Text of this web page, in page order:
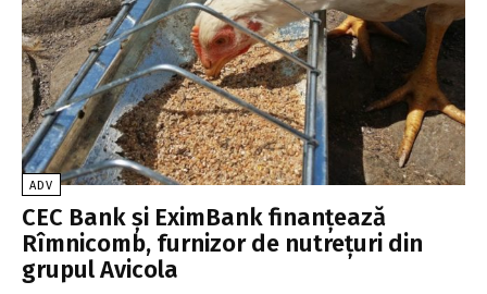
ADV
CEC Bank şi EximBank finanţează
Rîmnicomb, furnizor de nutreţuri din
grupul Avicola